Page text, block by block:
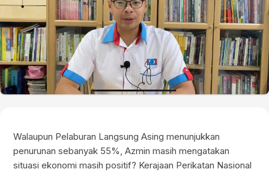
Walaupun Pelaburan Langsung Asing menunjukkan
penurunan sebanyak 55%, Azmin masih mengatakan
situasi ekonomi masih positif? Kerajaan Perikatan Nasional